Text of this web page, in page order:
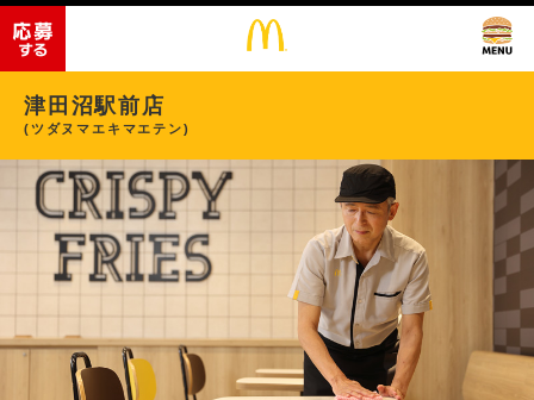
津田沼駅前店
(ツダヌマエキマエテン)